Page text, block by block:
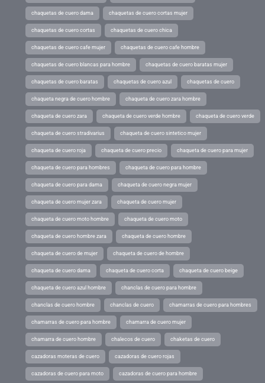
chaquetas de cuero dama chaquetas de cuero cortas mujer
chaquetas de cuero cortas chaquetas de cuero chica
chaquetas de cuero cafe mujer chaquetas de cuero cafe hombre
chaquetas de cuero blancas para hombre chaquetas de cuero baratas mujer
chaquetas de cuero baratas chaquetas de cuero azul chaquetas de cuero
chaqueta negra de cuero hombre chaqueta de cuero zara hombre
chaqueta de cuero zara chaqueta de cuero verde hombre chaqueta de cuero verde
chaqueta de cuero stradivarius chaqueta de cuero sintetico mujer
chaqueta de cuero roja chaqueta de cuero precio chaqueta de cuero para mujer
chaqueta de cuero para hombres chaqueta de cuero para hombre
chaqueta de cuero para dama chaqueta de cuero negra mujer
chaqueta de cuero mujer zara chaqueta de cuero mujer
chaqueta de cuero moto hombre chaqueta de cuero moto
chaqueta de cuero hombre zara chaqueta de cuero hombre
chaqueta de cuero de mujer chaqueta de cuero de hombre
chaqueta de cuero dama chaqueta de cuero corta chaqueta de cuero beige
chaqueta de cuero azul hombre chanclas de cuero para hombre
chanclas de cuero hombre chanclas de cuero chamarras de cuero para hombres
chamarras de cuero para hombre chamarra de cuero mujer
chamarra de cuero hombre chalecos de cuero chaketas de cuero
cazadoras moteras de cuero cazadoras de cuero rojas
cazadoras de cuero para moto cazadoras de cuero para hombre